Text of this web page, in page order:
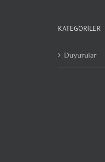
KATEGORILER
Duyurular